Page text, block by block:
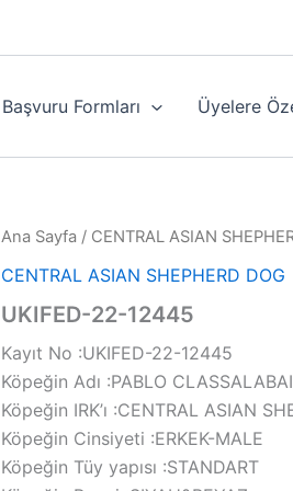
Başvuru Formları Üyelere
Ana Sayfa / CENTRAL ASIAN
CENTRAL ASIAN SHEPHERD DOG
UKIFED-22-12445
Kayıt No :UKIFED-22-12445
Köpeğin Adı :PABLO CLASSALABAI
Köpeğin IRK’ı :CENTRAL ASIAN
Köpeğin Cinsiyeti :ERKEK-MALE
Köpeğin Tüy yapısı :STANDART